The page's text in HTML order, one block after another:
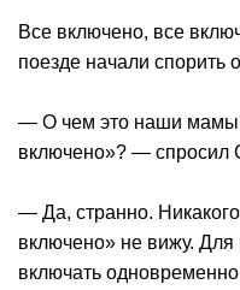
Все включено, все
поезде начали спорить
— О чем это наши мамы
включено»? — спросил
— Да, странно.
включено» не вижу. Для
включать